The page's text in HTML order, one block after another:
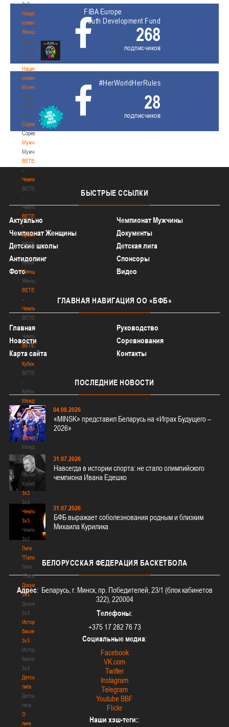
3х3
Национальная
команда.
Женщины
Национальная
команда.
Женщины
Национальная
команда.
Мужчины
Национальная
команда.
Мужчины
Соревнования
Соревнования
Мужчины
Мужчины
BETERA
-
Чемпионат
BETERA
-
Чемпионат
BETERA
-
Кубок
BETERA
-
Кубок
Женщины
Женщины
BETERA
-
Чемпионат
BETERA
-
Чемпионат
BETERA
-
Кубок
BETERA
-
Кубок
Международный
турнир
-
"Кубок
Халипского"
Международный
турнир
-
"Кубок
Халипского"
3x3
3x3
Чемпионат
3х3
Чемпионат
3х3
Лига
"Палова"
Лига
"Палова"
Документы
3х3
Документы
3х3
История
баскетбола
3х3
История
баскетбола
3х3
Детская
лига
Детская
лига
О
лиге
FIBA Europe
Youth Development Fund
268
подписчиков
#HerWorldHerRules
28
подписчиков
БЫСТРЫЕ ССЫЛКИ
Актуально
Чемпионат Мужчины
Чемпионат Женщины
Документы
Детские школы
Детская лига
Антидопинг
Спонсоры
Фото
Видео
ГЛАВНАЯ НАВИГАЦИЯ ОО «БФБ»
Главная
Руководство
Новости
Соревнования
Карта сайта
Контакты
ПОСЛЕДНИЕ НОВОСТИ
04.08.2026
«MINSK» представил Беларусь на «Играх Будущего –
2026»
31.07.2026
Навсегда в истории спорта: не стало олимпийского
чемпиона Ивана Едешко
31.07.2026
БФБ выражает соболезнования родным и близким
Михаила Курилика
БЕЛОРУССКАЯ ФЕДЕРАЦИЯ БАСКЕТБОЛА
Адрес: Беларусь, г. Минск, пр. Победителей, 23/1 (блок кабинетов
322), 220004
Телефоны:
+375 17 282 76 73
Социальные медиа:
Facebook
VK.com
Twitter
Instagram
Telegram
Youtube BBF
Flickr
Наши хэш-теги::